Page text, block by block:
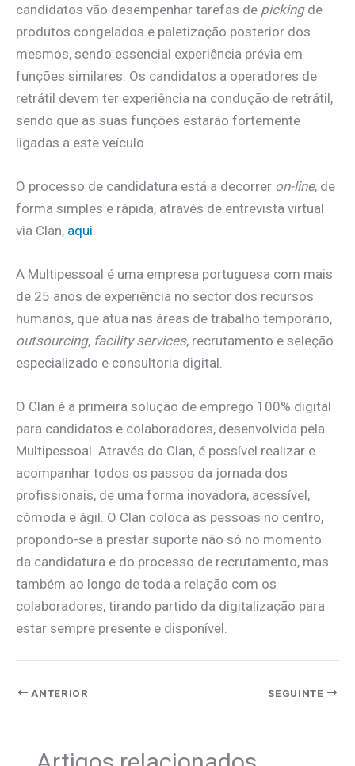
candidatos vão desempenhar tarefas de pickingde
produtos congelados e paletização posterior dos
mesmos, sendo essencial experiência prévia em
funções similares. Os candidatos a operadores de
retrátil devem ter experiência na condução de retrátil,
sendo que as suas funções estarão fortemente
ligadas a este veículo.
O processo de candidatura está a decorrer on-line, de
forma simples e rápida, através de entrevista virtual
via Clan, aqui.
A Multipessoal é uma empresa portuguesa com mais
de 25 anos de experiência no sector dos recursos
humanos, que atua nas áreas de trabalho temporário,
outsourcing, facility services, recrutamento e seleção
especializado e consultoria digital.
O Clan é a primeira solução de emprego 100% digital
para candidatos e colaboradores, desenvolvida pela
Multipessoal. Através do Clan, é possível realizar e
acompanhar todos os passos da jornada dos
profissionais, de uma forma inovadora, acessível,
cómoda e ágil. O Clan coloca as pessoas no centro,
propondo-se a prestar suporte não só no momento
da candidatura e do processo de recrutamento, mas
também ao longo de toda a relação com os
colaboradores, tirando partido da digitalização para
estar sempre presente e disponível.
ANTERIOR SEGUINTE